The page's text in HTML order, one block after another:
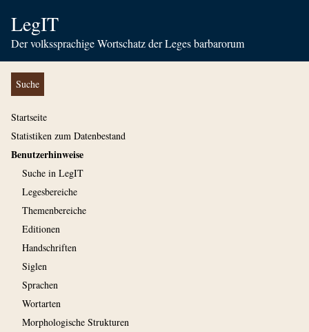
LegIT
Der volkssprachige Wortschatz der Leges barbarorum
Suche
Startseite
Statistiken zum Datenbestand
Benutzerhinweise
Suche in LegIT
Legesbereiche
Themenbereiche
Editionen
Handschriften
Siglen
Sprachen
Wortarten
Morphologische Strukturen